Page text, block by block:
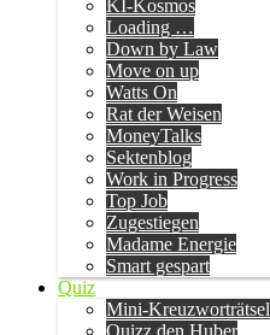
KI-Kosmos
Loading …
Down by Law
Move on up
Watts On
Rat der Weisen
MoneyTalks
Sektenblog
Work in Progress
Top Job
Zugestiegen
Madame Energie
Smart gespart
Quiz
Mini-Kreuzworträtsel
Quizz den Huber